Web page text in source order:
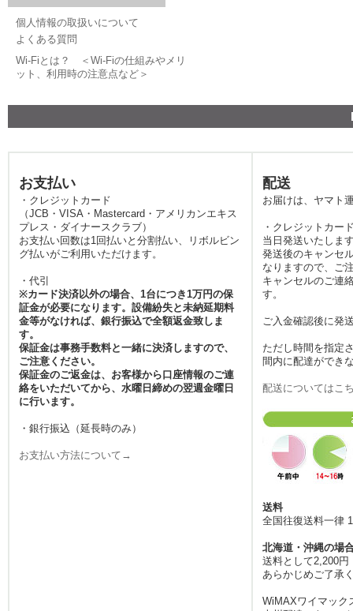
2026.5.20
レンタルWi-Fiは、国内旅行
や出張における現代の必需
品と言えます。スマートフ
ォンやタブレットなど、手
ンターネット接続を提供
するポータブル通信機器で
す。みんなのWi-Fiでは、月
末の速度制限でパケットが
不足した際のご利用も非常
に多くなっています。最近
では動画配信サービスの普
及により、外出先でのデー
タ消費量が増加しています
が、当店のルーターがあれ
ばギガを気にせず楽しめま
す。返却もポストに投函す
るだけの手軽さですので、
忙しいビジネスマンや、成
田空港・羽田空港などの大
きなハブ駅を経由して移動
される旅行者の方にも、手
間なくご利用いただける利
便性が魅力です。
2026.5.13
個人情報の取扱いについて
よくある質問
Wi-Fiとは？ ＜Wi-Fiの仕組みやメリ
ット、利用時の注意点など＞
お支払い
・クレジットカード
（JCB・VISA・Mastercard・アメリカンエキス
プレス・ダイナースクラブ）
お支払い回数は1回払いと分割払い、リボルビン
グ払いがご利用いただけます。
・代引
※カード決済以外の場合、1台につき1万円の保
証金が必要になります。設備紛失と未納延期料
金等がなければ、銀行振込で全額返金致しま
す。
保証金は事務手数料と一緒に決済しますので、
ご注意ください。
保証金のご返金は、お客様から口座情報のご連
絡をいただいてから、水曜日締めの翌週金曜日
に行います。
・銀行振込（延長時のみ）
お支払い方法について→
配送
お届けは、ヤマト
・クレジットカー
当日発送いたしま
発送後のキャンセ
なりますので、ご
キャンセルのご連
す。
ご入金確認後に発
ただし時間を指定
間内に配達ができ
配送についてはこ
送料
全国往復送料一律
北海道・沖縄の場
送料として2,200
あらかじめご了承
WiMAXワイマック